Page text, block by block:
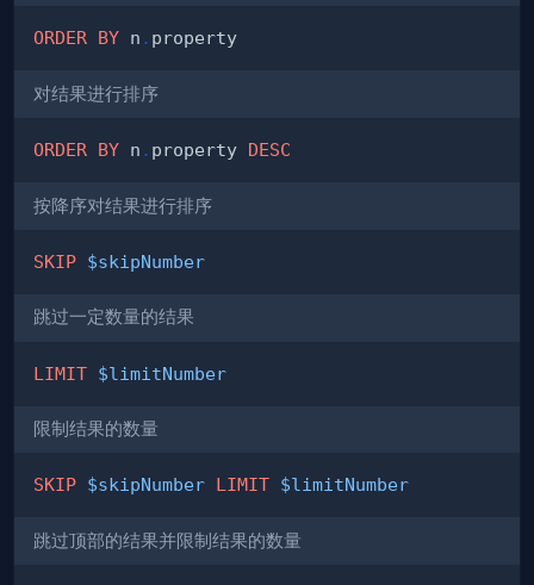
ORDER BY n .
对结果进行排序
ORDER BY n . property DESC
按降序对结果进行排序
SKIP $skipNumber
跳过一定数量的结果
LIMIT $limitNumber
限制结果的数量
SKIP $skipNumber LIMIT $limitNumber
跳过顶部的结果并限制结果的数量